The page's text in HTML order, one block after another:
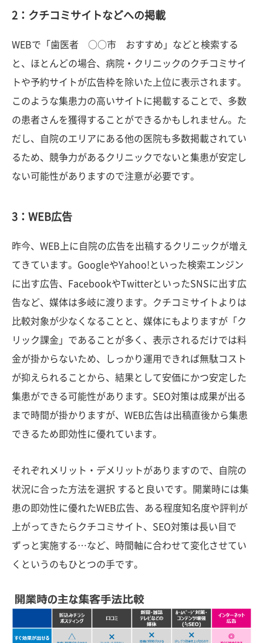
2：クチコミサイトなどへの掲載
WEBで「歯医者 ○○市 おすすめ」などと検索する
と、ほとんどの場合、病院・クリニックのクチコミサイ
トや予約サイトが広告枠を除いた上位に表示されます。
このような集患力の高いサイトに掲載することで、多数
の患者さんを獲得することができるかもしれません。た
だし、自院のエリアにある他の医院も多数掲載されてい
るため、競争力があるクリニックでないと集患が安定し
ない可能性がありますので注意が必要です。
3：WEB広告
昨今、WEB上に自院の広告を出稿するクリニックが増え
てきています。GoogleやYahoo!といった検索エンジン
に出す広告、FacebookやTwitterといったSNSに出す広
告など、媒体は多岐に渡ります。クチコミサイトよりは
比較対象が少なくなることと、媒体にもよりますが「ク
リック課金」であることが多く、表示されるだけでは料
金が掛からないため、しっかり運用できれば無駄コスト
が抑えられることから、結果として安価にかつ安定した
集患ができる可能性があります。SEO対策は成果が出る
まで時間が掛かりますが、WEB広告は出稿直後から集患
できるため即効性に優れています。
それぞれメリット・デメリットがありますので、自院の
状況に合った方法を選択 すると良いです。開業時には集
患の即効性に優れたWEB広告、ある程度知名度や評判が
上がってきたらクチコミサイト、SEO対策は長い目で
ずっと実施する…など、時間軸に合わせて変化させてい
くというのもひとつの手です。